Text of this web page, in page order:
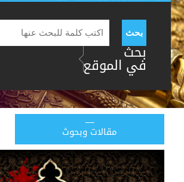
بحث
بحث
في الموقع
مقالات وبحوث